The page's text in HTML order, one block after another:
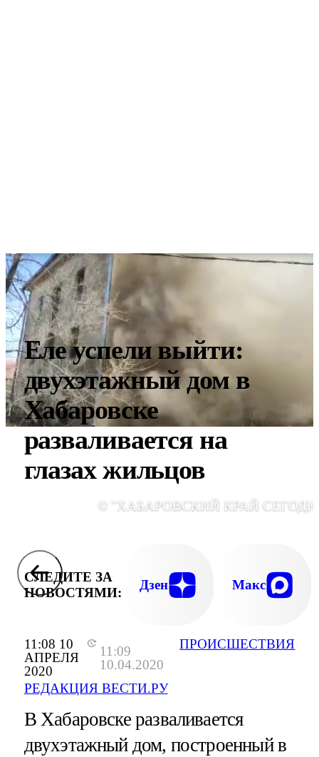
11:08 10
АПРЕЛЯ
2020
11:09
10.04.2020
РЕДАКЦИЯ ВЕСТИ.РУ
ПРОИСШЕСТВИЯ
Еле успели выйти:
двухэтажный дом в
Хабаровске
разваливается на
глазах жильцов
© "ХАБАРОВСКИЙ КРАЙ
СЛЕДИТЕ ЗА
НОВОСТЯМИ:
Дзен Макс
В Хабаровске разваливается
двухэтажный дом, построенный в